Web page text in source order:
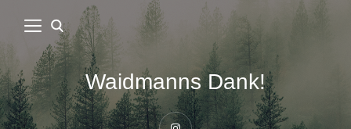
Waidmanns Dank!